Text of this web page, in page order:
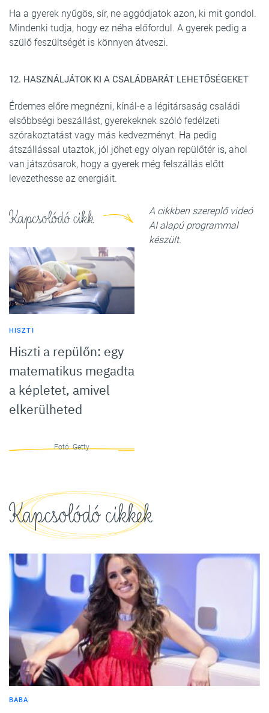
Ha a gyerek nyűgös, sír, ne aggódjatok azon, ki mit gondol.
Mindenki tudja, hogy ez néha előfordul. A gyerek pedig a
szülő feszültségét is könnyen átveszi.
12. HASZNÁLJÁTOK KI A CSALÁDBARÁT LEHETŐSÉGEKET
Érdemes előre megnézni, kínál-e a légitársaság családi
elsőbbségi beszállást, gyerekeknek szóló fedélzeti
szórakoztatást vagy más kedvezményt. Ha pedig
átszállással utaztok, jól jöhet egy olyan repülőtér is, ahol
van játszósarok, hogy a gyerek még felszállás előtt
levezethesse az energiáit.
Kapcsolódó cikk
HISZTI
Hiszti a repülőn: egy
matematikus megadta
a képletet, amivel
elkerülheted
Fotó: Getty
A cikkben szereplő videó
AI alapú programmal
készült.
Kapcsolódó cikkek
BABA